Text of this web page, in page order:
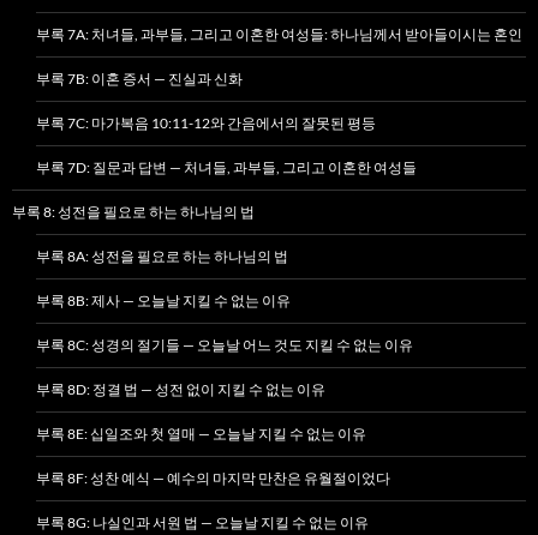
부록 7A: 처녀들, 과부들, 그리고 이혼한 여성들: 하나님께서 받아들이시는 혼인
부록 7B: 이혼 증서 — 진실과 신화
부록 7C: 마가복음 10:11-12와 간음에서의 잘못된 평등
부록 7D: 질문과 답변 — 처녀들, 과부들, 그리고 이혼한 여성들
부록 8: 성전을 필요로 하는 하나님의 법
부록 8A: 성전을 필요로 하는 하나님의 법
부록 8B: 제사 — 오늘날 지킬 수 없는 이유
부록 8C: 성경의 절기들 — 오늘날 어느 것도 지킬 수 없는 이유
부록 8D: 정결 법 — 성전 없이 지킬 수 없는 이유
부록 8E: 십일조와 첫 열매 — 오늘날 지킬 수 없는 이유
부록 8F: 성찬 예식 — 예수의 마지막 만찬은 유월절이었다
부록 8G: 나실인과 서원 법 — 오늘날 지킬 수 없는 이유